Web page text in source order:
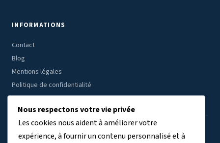
INFORMATIONS
Contact
Blog
Mentions légales
Politique de confidentialité
ÉTABLISSEMENTS PAR RÉGION
Nous respectons votre vie privée
Les cookies nous aident à améliorer votre
expérience, à fournir un contenu personnalisé et à